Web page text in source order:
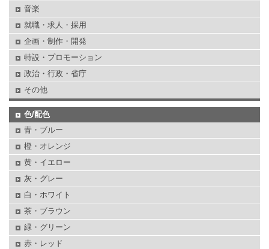
音楽
就職・求人・採用
企画・制作・開発
特設・プロモーション
政治・行政・省庁
その他
色/配色
青・ブルー
橙・オレンジ
黄・イエロー
灰・グレー
白・ホワイト
茶・ブラウン
緑・グリーン
赤・レッド